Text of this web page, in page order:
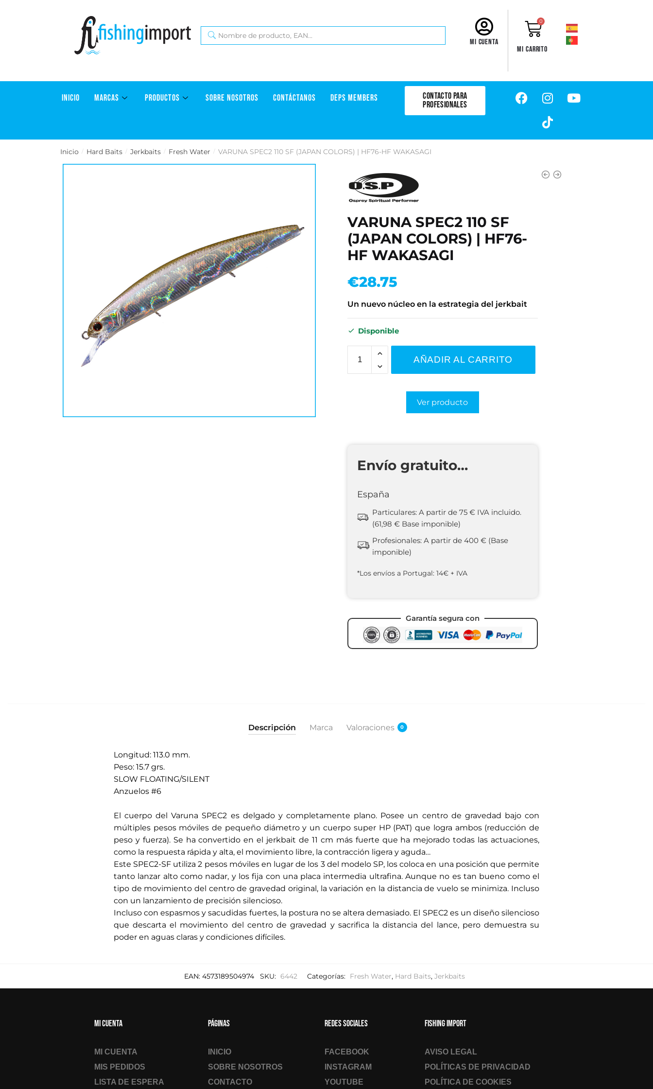
Mi cuenta
0
Mi carrito
INICIO MARCAS PRODUCTOS SOBRE NOSOTROS CONTÁCTANOS DEPS MEMBERS
CONTACTO PARA
PROFESIONALES
Inicio / Hard Baits / Jerkbaits / Fresh Water / VARUNA SPEC2 110 SF (JAPAN COLORS) | HF76-HF WAKASAGI
VARUNA SPEC2 110 SF
(JAPAN COLORS) | HF76-
HF WAKASAGI
€28.75
Un nuevo núcleo en la estrategia del jerkbait
Disponible
AÑADIR AL CARRITO
Ver producto
Envío gratuito…
España
Particulares: A partir de 75 € IVA incluido.
(61,98 € Base imponible)
Profesionales: A partir de 400 € (Base
imponible)
*Los envíos a Portugal: 14€ + IVA
Garantía segura con
Descripción Marca Valoraciones 0
Longitud: 113.0 mm.
Peso: 15.7 grs.
SLOW FLOATING/SILENT
Anzuelos #6
El cuerpo del Varuna SPEC2 es delgado y completamente plano. Posee un centro de gravedad bajo con
múltiples pesos móviles de pequeño diámetro y un cuerpo super HP (PAT) que logra ambos (reducción de
peso y fuerza). Se ha convertido en el jerkbait de 11 cm más fuerte que ha mejorado todas las actuaciones,
como la respuesta rápida y alta, el movimiento libre, la contracción ligera y aguda…
Este SPEC2-SF utiliza 2 pesos móviles en lugar de los 3 del modelo SP, los coloca en una posición que permite
tanto lanzar alto como nadar, y los fija con una placa intermedia ultrafina. Aunque no es tan bueno como el
tipo de movimiento del centro de gravedad original, la variación en la distancia de vuelo se minimiza. Incluso
con un lanzamiento de precisión silencioso.
Incluso con espasmos y sacudidas fuertes, la postura no se altera demasiado. El SPEC2 es un diseño silencioso
que descarta el movimiento del centro de gravedad y sacrifica la distancia del lance, pero demuestra su
poder en aguas claras y condiciones difíciles.
EAN: 4573189504974 SKU: 6442 Categorías: Fresh Water, Hard Baits, Jerkbaits
Mi cuenta
MI CUENTA
MIS PEDIDOS
LISTA DE ESPERA
Páginas
INICIO
SOBRE NOSOTROS
CONTACTO
Redes sociales
FACEBOOK
INSTAGRAM
YOUTUBE
Fishing Import
AVISO LEGAL
POLÍTICAS DE PRIVACIDAD
POLÍTICA DE COOKIES